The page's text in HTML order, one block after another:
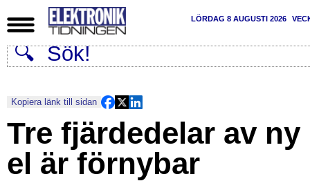
LÖRDAG 8 AUGUSTI 2026
Kopiera länk till sidan
Tre fjärdedelar av ny
el är förnybar